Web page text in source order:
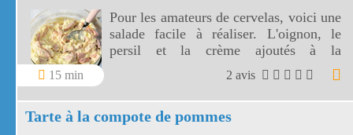
15 min
Pour les amateurs de cervelas, voici une
salade facile à réaliser. L'oignon, le
persil et la crème ajoutés à la
mayonnaise donnent une saveur très
agréable à cette salade de cervelas.
2 avis
Tarte à la compote de pommes